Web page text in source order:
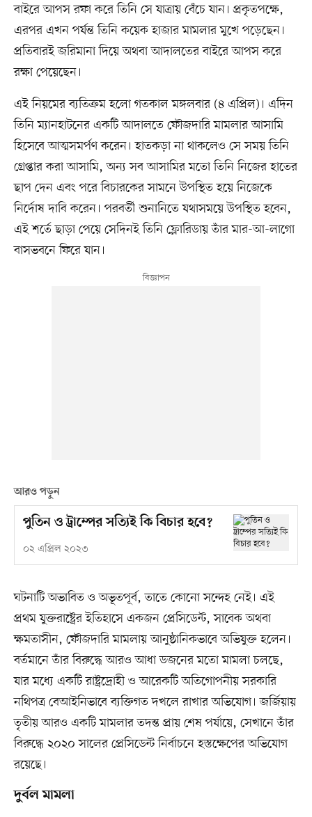
বাইরে আপস রফা করে তিনি সে যাত্রায় বেঁচে যান। প্রকৃতপক্ষে,
এরপর এখন পর্যন্ত তিনি কয়েক হাজার মামলার মুখে পড়েছেন।
প্রতিবারই জরিমানা দিয়ে অথবা আদালতের বাইরে আপস করে
রক্ষা পেয়েছেন।
এই নিয়মের ব্যতিক্রম হলো গতকাল মঙ্গলবার (৪ এপ্রিল)। এদিন
তিনি ম্যানহাটনের একটি আদালতে ফৌজদারি মামলার আসামি
হিসেবে আত্মসমর্পণ করেন। হাতকড়া না থাকলেও সে সময় তিনি
গ্রেপ্তার করা আসামি, অন্য সব আসামির মতো তিনি নিজের হাতের
ছাপ দেন এবং পরে বিচারকের সামনে উপস্থিত হয়ে নিজেকে
নির্দোষ দাবি করেন। পরবর্তী শুনানিতে যথাসময়ে উপস্থিত হবেন,
এই শর্তে ছাড়া পেয়ে সেদিনই তিনি ফ্লোরিডায় তাঁর মার-আ-লাগো
বাসভবনে ফিরে যান।
আরও পড়ুন
পুতিন ও ট্রাম্পের সত্যিই কি বিচার হবে?
০২ এপ্রিল ২০২৩
ঘটনাটি অভাবিত ও অভূতপূর্ব, তাতে কোনো সন্দেহ নেই। এই
প্রথম যুক্তরাষ্ট্রের ইতিহাসে একজন প্রেসিডেন্ট, সাবেক অথবা
ক্ষমতাসীন, ফৌজদারি মামলায় আনুষ্ঠানিকভাবে অভিযুক্ত হলেন।
বর্তমানে তাঁর বিরুদ্ধে আরও আধা ডজনের মতো মামলা চলছে,
যার মধ্যে একটি রাষ্ট্রদ্রোহী ও আরেকটি অতিগোপনীয় সরকারি
নথিপত্র বেআইনিভাবে ব্যক্তিগত দখলে রাখার অভিযোগ। জর্জিয়ায়
তৃতীয় আরও একটি মামলার তদন্ত প্রায় শেষ পর্যায়ে, সেখানে তাঁর
বিরুদ্ধে ২০২০ সালের প্রেসিডেন্ট নির্বাচনে হস্তক্ষেপের অভিযোগ
রয়েছে।
দুর্বল মামলা